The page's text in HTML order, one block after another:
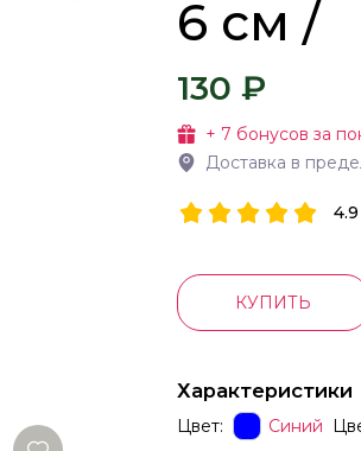
6 см /
130 ₽
+ 7 бонусов за
Доставка в
КУПИТЬ
Характеристики
Цвет: Синий